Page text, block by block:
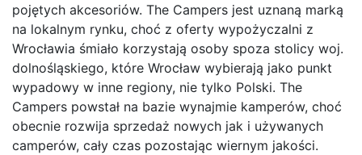
pojętych akcesoriów. The Campers jest uznaną marką
na lokalnym rynku, choć z oferty wypożyczalni z
Wrocławia śmiało korzystają osoby spoza stolicy woj.
dolnośląskiego, które Wrocław wybierają jako punkt
wypadowy w inne regiony, nie tylko Polski. The
Campers powstał na bazie wynajmie kamperów, choć
obecnie rozwija sprzedaż nowych jak i używanych
camperów, cały czas pozostając wiernym jakości.